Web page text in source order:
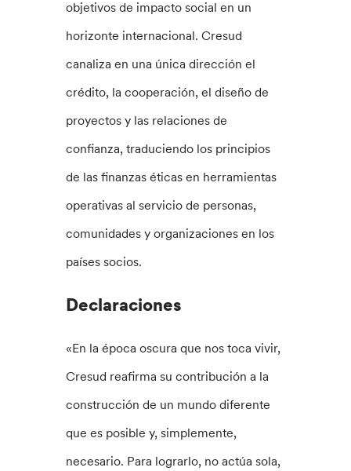
objetivos de impacto social en un
horizonte internacional. Cresud
canaliza en una única dirección el
crédito, la cooperación, el diseño de
proyectos y las relaciones de
confianza, traduciendo los principios
de las finanzas éticas en herramientas
operativas al servicio de personas,
comunidades y organizaciones en los
países socios.
Declaraciones
«En la época oscura que nos toca vivir,
Cresud reafirma su contribución a la
construcción de un mundo diferente
que es posible y, simplemente,
necesario. Para lograrlo, no actúa sola,